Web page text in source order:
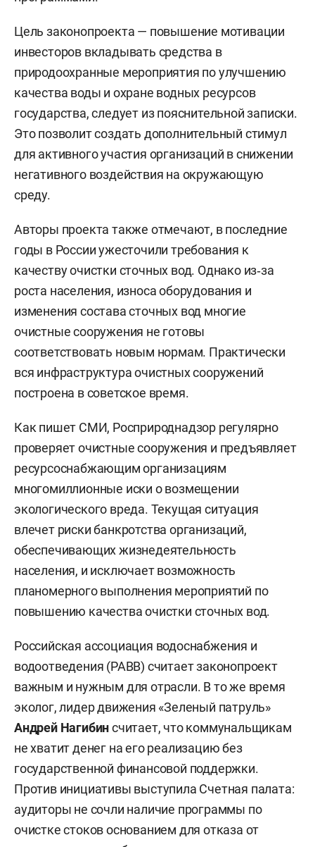
Цель законопроекта — повышение мотивации
инвесторов вкладывать средства в
природоохранные мероприятия по улучшению
качества воды и охране водных ресурсов
государства, следует из пояснительной записки.
Это позволит создать дополнительный стимул
для активного участия организаций в снижении
негативного воздействия на окружающую
среду.
Авторы проекта также отмечают, в последние
годы в России ужесточили требования к
качеству очистки сточных вод. Однако из‑за
роста населения, износа оборудования и
изменения состава сточных вод многие
очистные сооружения не готовы
соответствовать новым нормам. Практически
вся инфраструктура очистных сооружений
построена в советское время.
Как пишет СМИ, Росприроднадзор регулярно
проверяет очистные сооружения и предъявляет
ресурсоснабжающим организациям
многомиллионные иски о возмещении
экологического вреда. Текущая ситуация
влечет риски банкротства организаций,
обеспечивающих жизнедеятельность
населения, и исключает возможность
планомерного выполнения мероприятий по
повышению качества очистки сточных вод.
Российская ассоциация водоснабжения и
водоотведения (РАВВ) считает законопроект
важным и нужным для отрасли. В то же время
эколог, лидер движения «Зеленый патруль»
Андрей Нагибинсчитает, что коммунальщикам
не хватит денег на его реализацию без
государственной финансовой поддержки.
Против инициативы выступила Счетная палата:
аудиторы не сочли наличие программы по
очистке стоков основанием для отказа от